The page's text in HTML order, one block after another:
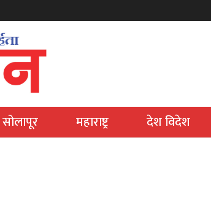
सोलापूर महाराष्ट्र देश विदेश